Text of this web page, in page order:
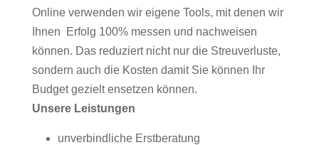
Online verwenden wir eigene Tools, mit denen wir
Ihnen Erfolg 100% messen und nachweisen
können. Das reduziert nicht nur die Streuverluste,
sondern auch die Kosten damit Sie können Ihr
Budget gezielt ensetzen können.
Unsere Leistungen
unverbindliche Erstberatung